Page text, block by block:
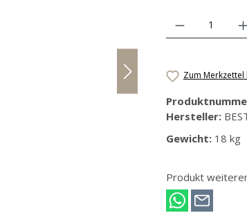
Produkt Anzahl:
Zum Merkzettel
Hersteller:
Gewicht: 18 kg
Produkt